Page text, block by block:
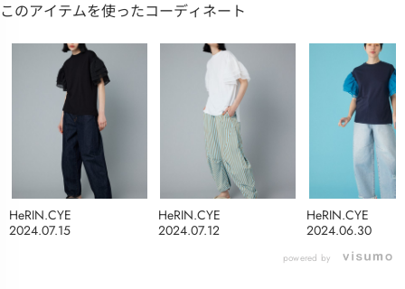
このアイテムを使ったコーディネート
2024.07.15
HeRIN.CYE
2024.07.12
HeRIN.CYE
2024.06.30
HeRIN.CYE
powered by